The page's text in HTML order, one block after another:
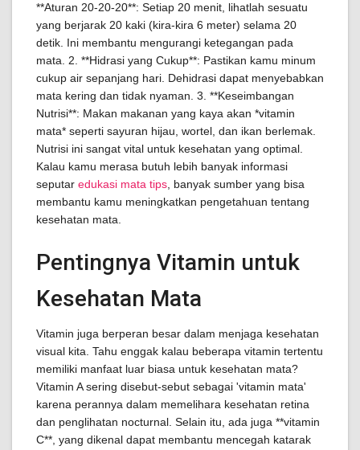
**Aturan 20-20-20**: Setiap 20 menit, lihatlah sesuatu
yang berjarak 20 kaki (kira-kira 6 meter) selama 20
detik. Ini membantu mengurangi ketegangan pada
mata. 2. **Hidrasi yang Cukup**: Pastikan kamu minum
cukup air sepanjang hari. Dehidrasi dapat menyebabkan
mata kering dan tidak nyaman. 3. **Keseimbangan
Nutrisi**: Makan makanan yang kaya akan *vitamin
mata* seperti sayuran hijau, wortel, dan ikan berlemak.
Nutrisi ini sangat vital untuk kesehatan yang optimal.
Kalau kamu merasa butuh lebih banyak informasi
seputar edukasi mata tips , banyak sumber yang bisa
membantu kamu meningkatkan pengetahuan tentang
kesehatan mata.
Pentingnya Vitamin untuk
Kesehatan Mata
Vitamin juga berperan besar dalam menjaga kesehatan
visual kita. Tahu enggak kalau beberapa vitamin tertentu
memiliki manfaat luar biasa untuk kesehatan mata?
Vitamin A sering disebut-sebut sebagai 'vitamin mata'
karena perannya dalam memelihara kesehatan retina
dan penglihatan nocturnal. Selain itu, ada juga **vitamin
C**, yang dikenal dapat membantu mencegah katarak